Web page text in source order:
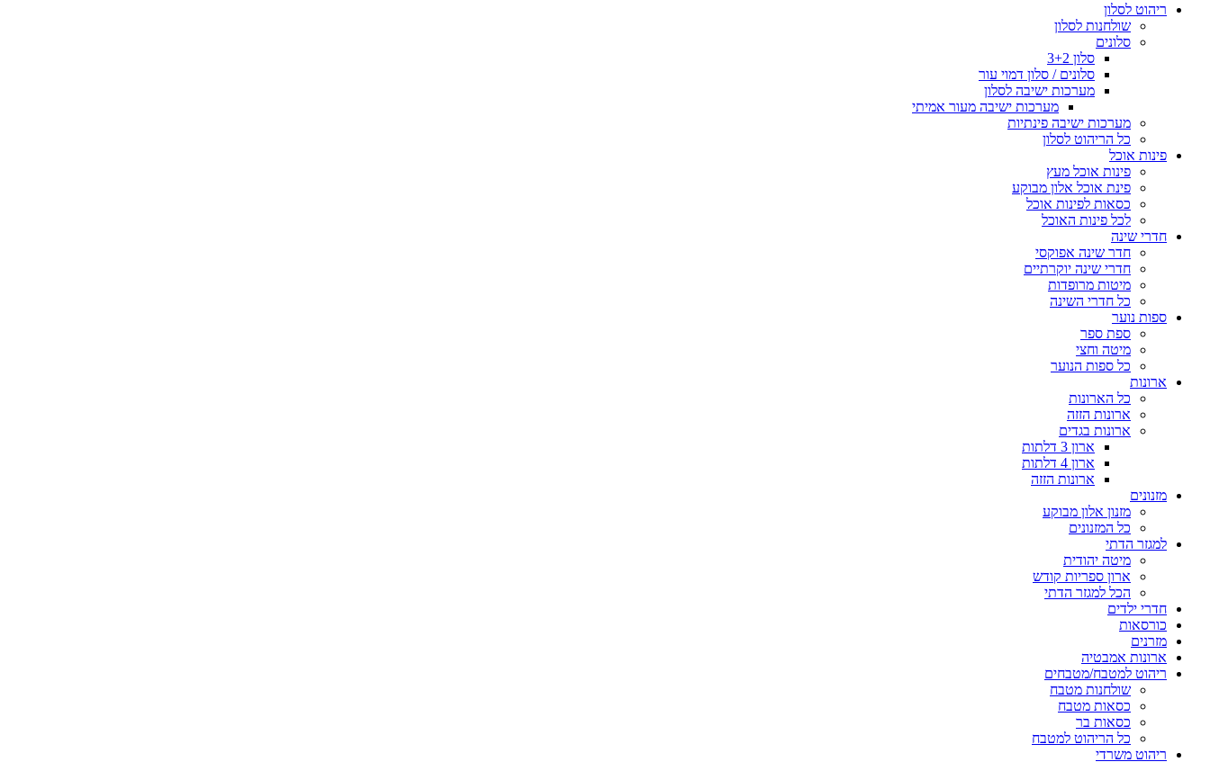
ריהוט לסלון
שולחנות לסלון
סלונים
סלון 3+2
סלונים / סלון דמוי עור
מערכות ישיבה לסלון
מערכות ישיבה מעור אמיתי
מערכות ישיבה פינתיות
כל הריהוט לסלון
פינות אוכל
פינות אוכל מעץ
פינת אוכל אלון מבוקע
כסאות לפינות אוכל
לכל פינות האוכל
חדרי שינה
חדר שינה אפוקסי
חדרי שינה יוקרתיים
מיטות מרופדות
כל חדרי השינה
ספות נוער
ספת ספר
מיטה וחצי
כל ספות הנוער
ארונות
כל הארונות
ארונות הזזה
ארונות בגדים
ארון 3 דלתות
ארון 4 דלתות
ארונות הזזה
מזנונים
מזנון אלון מבוקע
כל המזנונים
למגזר הדתי
מיטה יהודית
ארון ספריות קודש
הכל למגזר הדתי
חדרי ילדים
כורסאות
מזרנים
ארונות אמבטיה
ריהוט למטבח/מטבחים
שולחנות מטבח
כסאות מטבח
כסאות בר
כל הריהוט למטבח
ריהוט משרדי